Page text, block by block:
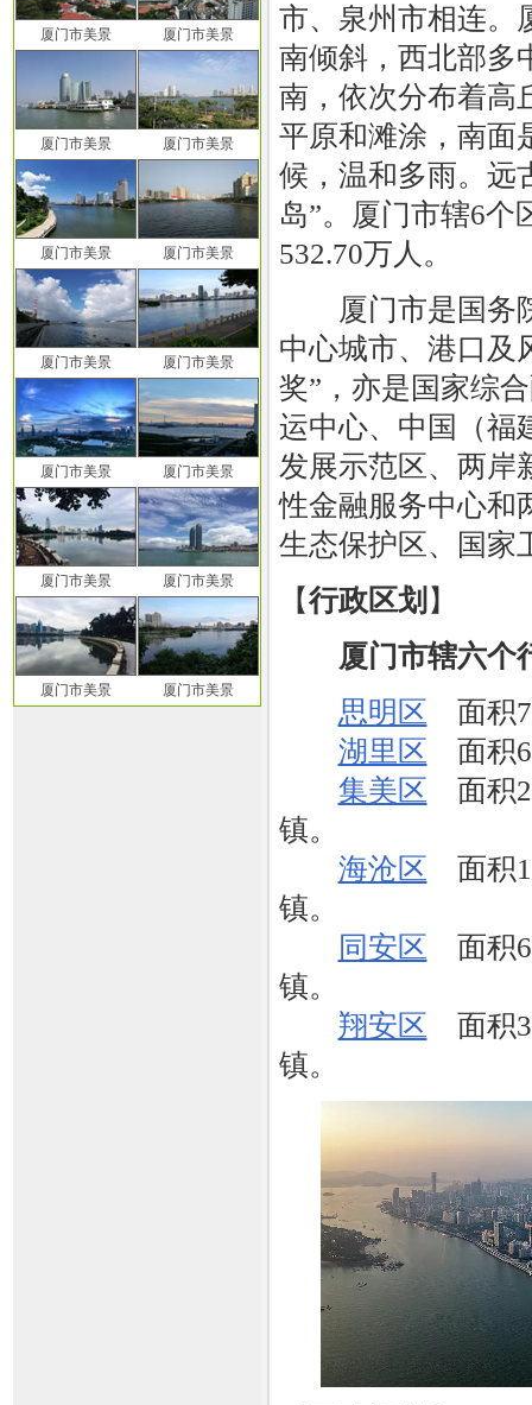
厦门市美景 厦门市美景
厦门市美景 厦门市美景
厦门市美景 厦门市美景
厦门市美景 厦门市美景
厦门市美景 厦门市美景
厦门市美景 厦门市美景
厦门市美景 厦门市美景
市、泉州市相连。
南倾斜，西北部多
南，依次分布着高
平原和滩涂，南面
候，温和多雨。远
岛”。厦门市辖6个
532.70万人。
厦门市是国务院
中心城市、港口及
奖”，亦是国家综
运中心、中国（福
发展示范区、两岸
性金融服务中心和
生态保护区、国家
【行政区划 】
厦门市辖六个
思明区 面积
湖里区 面积
集美区 面积
镇。
海沧区 面积
镇。
同安区 面积
镇。
翔安区 面积
镇。